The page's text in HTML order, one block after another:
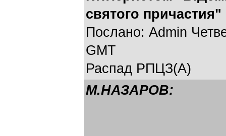
святого
Послано: Admin
GMT
Распад РПЦЗ(А)
М.НАЗАРОВ: